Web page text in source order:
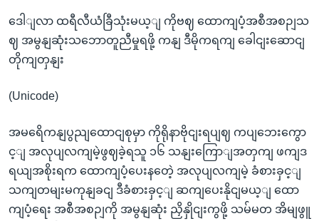
ဒေါျလာ ထရီလီယံခြီသုံးမယ့ျ ကိုဗဈ ထောကျပံ့အစီအစဉျသ
ဈ အမွနျဆုံးသဘောတူညီမှုရဖို့ ကနျ ဒီမိုကရကျ ခေါငျးဆောငျ
တိုကျတှနျး
(Unicode)
အမရေိကနျပွညျထောငျစုမှာ ကိုရိုနာဗိုငျးရပျဈ ကပျဘေးကွော
င့ျ အလုပျလကျမဲ့ဖွဈခဲ့ရသူ ၁၆ သနျးကြောျအတှကျ ဖကျဒ
ရယျအစိုးရက ထောကျပံ့ပေးနတေဲ့ အလုပျလကျမဲ့ ခံစားခှင့ျ
သကျတမျးမကုနျခငျ ဒီခံစားခှင့ျ ဆကျပေးနိုငျမယ့ျ ထော
ကျပံ့ရေး အစီအစဉျကို အမွနျဆုံး ညှိနှိုငျးကွဖို့ သမ်မတ အိမျဖွူ